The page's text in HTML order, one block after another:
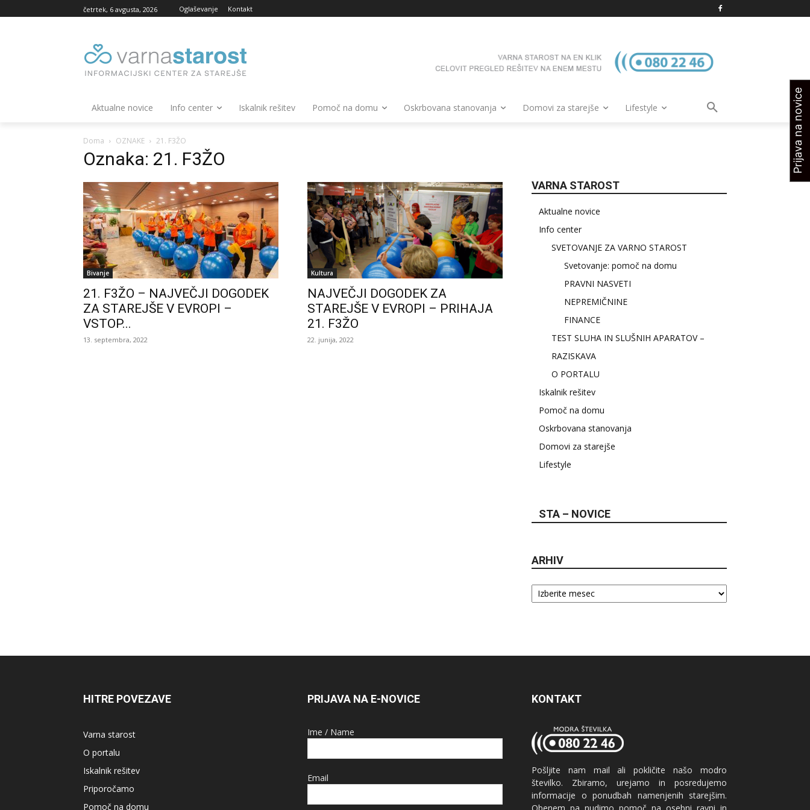
četrtek, 6 avgusta, 2026 Oglaševanje Kontakt
Aktualne novice Info center Iskalnik rešitev Pomoč na domu Oskrbovana stanovanja Domovi za starejše Lifestyle
Doma OZNAKE 21. F3ŽO
Oznaka: 21. F3ŽO
Bivanje
21. F3ŽO – NAJVEČJI DOGODEK
ZA STAREJŠE V EVROPI –
VSTOP...
13. septembra, 2022
Kultura
NAJVEČJI DOGODEK ZA
STAREJŠE V EVROPI – PRIHAJA
21. F3ŽO
22. junija, 2022
VARNA STAROST
Aktualne novice
Info center
SVETOVANJE ZA VARNO STAROST
Svetovanje: pomoč na domu
PRAVNI NASVETI
NEPREMIČNINE
FINANCE
TEST SLUHA IN SLUŠNIH APARATOV –
RAZISKAVA
O PORTALU
Iskalnik rešitev
Pomoč na domu
Oskrbovana stanovanja
Domovi za starejše
Lifestyle
STA – NOVICE
ARHIV
Arhiv
HITRE POVEZAVE
Varna starost
O portalu
Iskalnik rešitev
Priporočamo
Pomoč na domu
PRIJAVA NA E-NOVICE
Ime / Name
Email
KONTAKT
Pošljite nam mail ali pokličite našo modro
številko. Zbiramo, urejamo in posredujemo
informacije o ponudbah namenjenih starejšim.
Prijava na novice